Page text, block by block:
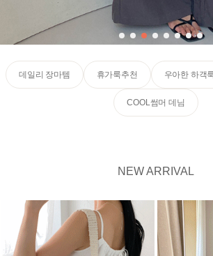
데일리 장마템 휴가룩추천 우아한 하객
COOL썸머 데님
NEW ARRIVAL